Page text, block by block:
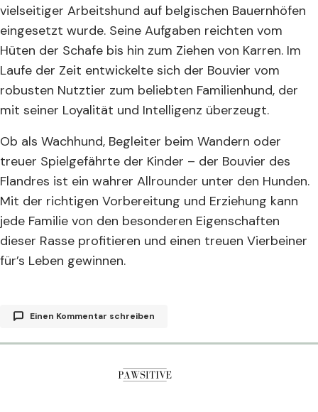
vielseitiger Arbeitshund auf belgischen Bauernhöfen
eingesetzt wurde. Seine Aufgaben reichten vom
Hüten der Schafe bis hin zum Ziehen von Karren. Im
Laufe der Zeit entwickelte sich der Bouvier vom
robusten Nutztier zum beliebten Familienhund, der
mit seiner Loyalität und Intelligenz überzeugt.
Ob als Wachhund, Begleiter beim Wandern oder
treuer Spielgefährte der Kinder – der Bouvier des
Flandres ist ein wahrer Allrounder unter den Hunden.
Mit der richtigen Vorbereitung und Erziehung kann
jede Familie von den besonderen Eigenschaften
dieser Rasse profitieren und einen treuen Vierbeiner
für’s Leben gewinnen.
Einen Kommentar schreiben
Deine E-Mail-Adresse wird nicht veröffentlicht.